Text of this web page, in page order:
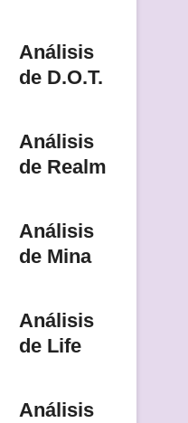
Análisis
de D.O.T.
Análisis
de Realm
Análisis
de Mina
Análisis
de Life
Análisis